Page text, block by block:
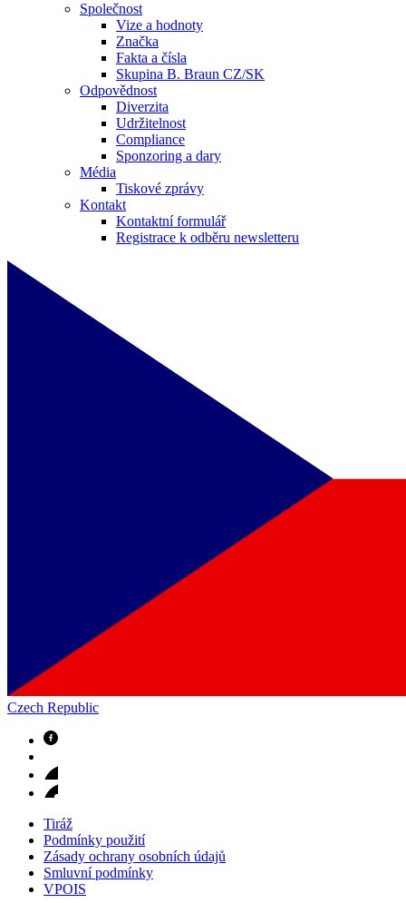
Společnost
Vize a hodnoty
Značka
Fakta a čísla
Skupina B. Braun CZ/SK
Odpovědnost
Diverzita
Udržitelnost
Compliance
Sponzoring a dary
Média
Tiskové zprávy
Kontakt
Kontaktní formulář
Registrace k odběru newsletteru
Czech Republic
Tiráž
Podmínky použití
Zásady ochrany osobních údajů
Smluvní podmínky
VPOIS